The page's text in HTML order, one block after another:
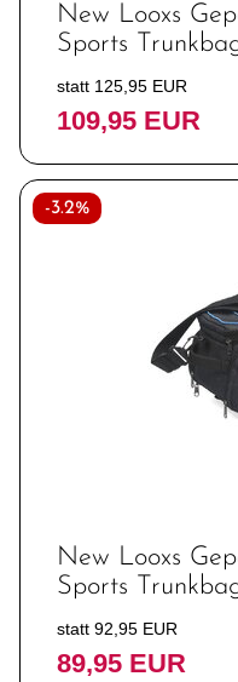
New Looxs
Sports
statt 125,95 EUR
109,95 EUR
-3.2%
New Looxs
Sports
statt 92,95 EUR
89,95 EUR